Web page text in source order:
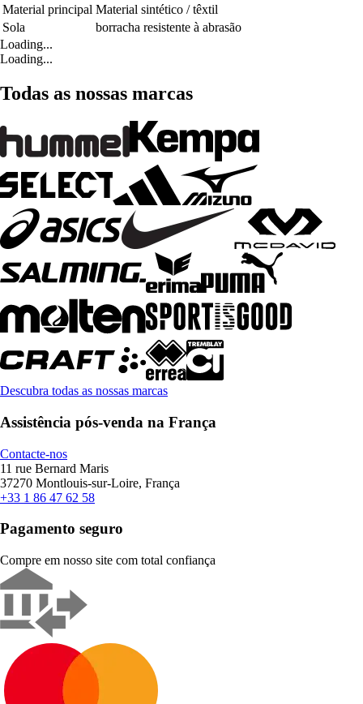
Material principal Material sintético / têxtil
Sola
borracha resistente à abrasão
Loading...
Loading...
Todas as nossas marcas
Descubra todas as nossas marcas
Assistência pós-venda na França
Contacte-nos
11 rue Bernard Maris
37270 Montlouis-sur-Loire, França
+33 1 86 47 62 58
Pagamento seguro
Compre em nosso site com total confiança